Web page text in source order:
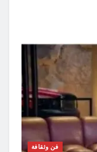
فن وثقافة